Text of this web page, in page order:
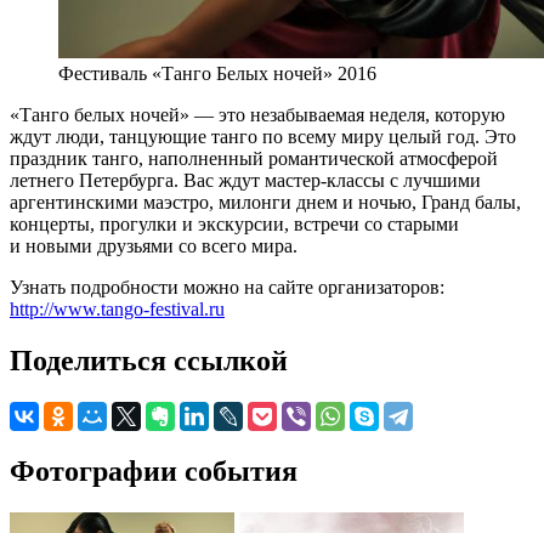
Фестиваль «Танго Белых ночей» 2016
«Танго белых ночей» — это незабываемая неделя, которую
ждут люди, танцующие танго по всему миру целый год. Это
праздник танго, наполненный романтической атмосферой
летнего Петербурга. Вас ждут мастер-классы с лучшими
аргентинскими маэстро, милонги днем и ночью, Гранд балы,
концерты, прогулки и экскурсии, встречи со старыми
и новыми друзьями со всего мира.
Узнать подробности можно на сайте организаторов:
http://www.tango-festival.ru
Поделиться ссылкой
Фотографии события